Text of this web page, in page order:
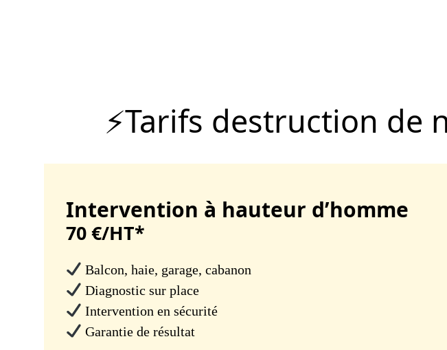
Tarifs destruction de
Intervention à hauteur d’homme
70 €/HT*
Balcon, haie, garage, cabanon
Diagnostic sur place
Intervention en sécurité
Garantie de résultat